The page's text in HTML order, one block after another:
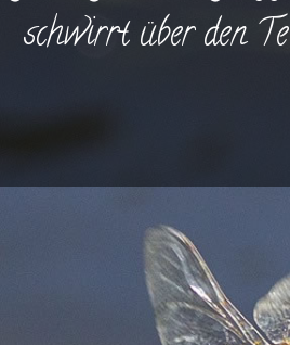
schwirrt über den